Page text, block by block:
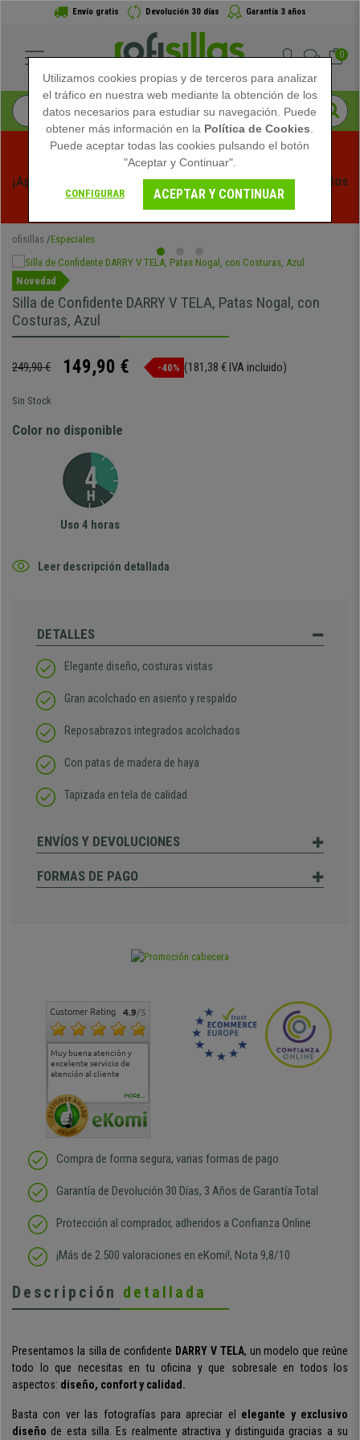
Envío gratis Devolución 30 días Garantía 3 años
0
¡Aprovecha las Rebajas de Verano en Ofisillas! Descuentos
Exclusivos por Tiempo Limitado - Ver Promo
ofisillas Especiales
Novedad
Silla de Confidente DARRY V TELA, Patas Nogal, con
Costuras, Azul
249,90 € 149,90 € -40% (181,38 € IVA incluido)
Sin Stock
Color no disponible
Uso 4 horas
Leer descripción detallada
DETALLES
Elegante diseño, costuras vistas
Gran acolchado en asiento y respaldo
Reposabrazos integrados acolchados
Con patas de madera de haya
Tapizada en tela de calidad
ENVÍOS Y DEVOLUCIONES
FORMAS DE PAGO
Customer Rating 4.9/5
Muy buena atención y
excelente servicio de
atención al cliente
Muy buena atención de
cara al asesoramiento
Si estoy contento
MORE...
Compra de forma segura, varias formas de pago
Garantía de Devolución 30 Días, 3 Años de Garantía Total
Protección al comprador, adheridos a Confianza Online
¡Más de 2.500 valoraciones en eKomi!, Nota 9,8/10
Descripción detallada
Presentamos la silla de confidente DARRY V TELA, un modelo que reúne
todo lo que necesitas en tu oficina y que sobresale en todos los
aspectos: diseño, confort y calidad .
Basta con ver las fotografías para apreciar el elegante y exclusivo
diseño de esta silla. Es realmente atractiva y distinguida gracias a su
Utilizamos cookies propias y de terceros para analizar
el tráfico en nuestra web mediante la obtención de los
datos necesarios para estudiar su navegación. Puede
obtener más información en la Política de Cookies
Puede aceptar todas las cookies pulsando el botón
"Aceptar y Continuar".
CONFIGURAR ACEPTAR Y CONTINUAR